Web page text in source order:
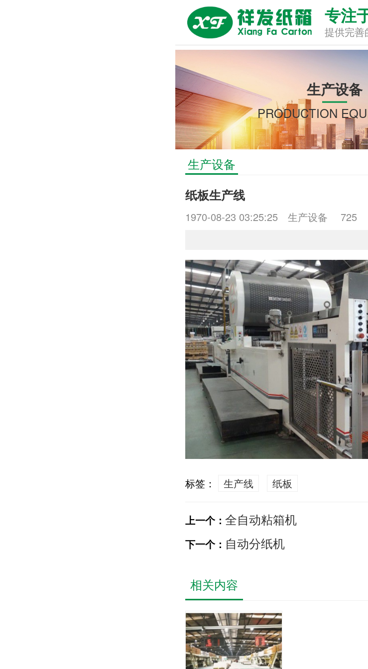
专注
提供完善
生产设备
PRODUCTION
生产设备
纸板生产线
1970-08-23 03:25:25 生产设备 725
标签： 生产线 纸板
上一个： 全自动粘箱机
下一个： 自动分纸机
相关内容